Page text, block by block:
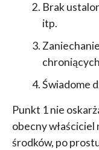
Brak
itp.
Świadome
Punkt 1 nie
obecny właściciel
środków, po